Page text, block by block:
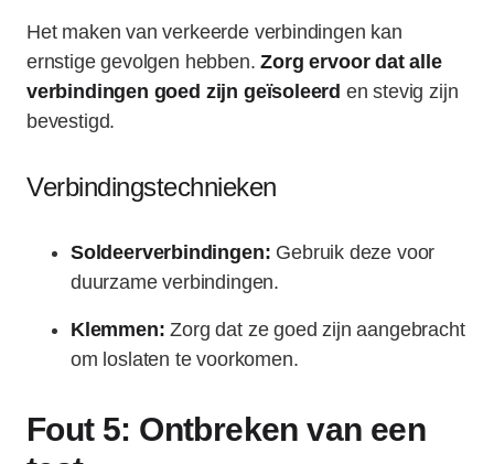
Het maken van verkeerde verbindingen kan
ernstige gevolgen hebben.Zorg ervoor dat alle
verbindingen goed zijn geïsoleerd en stevig zijn
bevestigd.
Verbindingstechnieken
Soldeerverbindingen: Gebruik deze voor
duurzame verbindingen.
Klemmen: Zorg dat ze goed zijn aangebracht
om loslaten te voorkomen.
Fout 5: Ontbreken van een